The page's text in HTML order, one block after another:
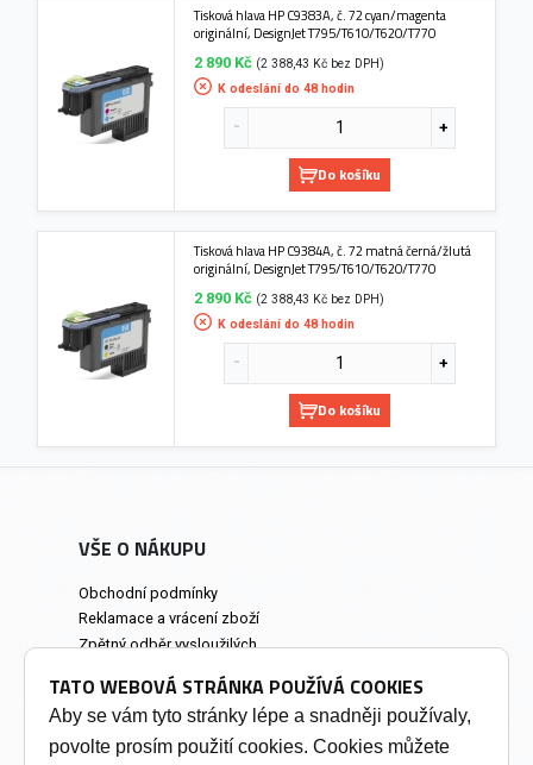
Tisková hlava HP C9383A, č. 72 cyan/magenta
originální, DesignJet T795/T610/T620/T770
2 890 Kč (2 388,43 Kč bez DPH)
K odeslání do 48 hodin
Do košíku
Tisková hlava HP C9384A, č. 72 matná černá/žlutá
originální, DesignJet T795/T610/T620/T770
2 890 Kč (2 388,43 Kč bez DPH)
K odeslání do 48 hodin
Do košíku
VŠE O NÁKUPU
Obchodní podmínky
Reklamace a vrácení zboží
Zpětný odběr vysloužilých
Prodejna a osobní odběr
INFORMACE
TATO WEBOVÁ STRÁNKA POUŽÍVÁ COOKIES
Aby se vám tyto stránky lépe a snadněji používaly,
povolte prosím použití cookies. Cookies můžete